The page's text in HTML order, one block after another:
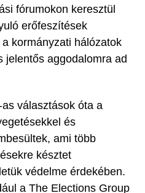
fórumokon keresztül
erőfeszítések
kormányzati hálózatok
jelentős aggodalomra ad
választások óta a
és
ami több
késztet
védelme érdekében.
a The Elections Group